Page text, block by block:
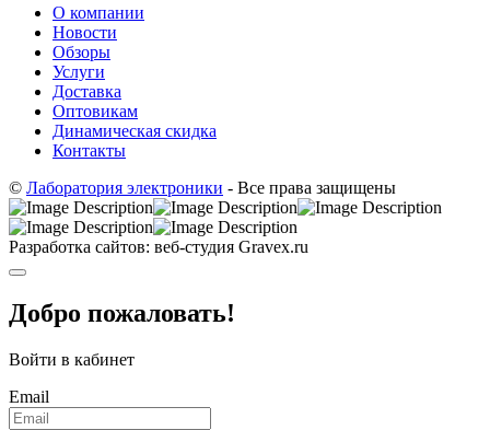
О компании
Новости
Обзоры
Услуги
Доставка
Оптовикам
Динамическая скидка
Контакты
© Лаборатория электроники - Все права защищены
Разработка сайтов: веб-студия Gravex.ru
Добро пожаловать!
Войти в кабинет
Email